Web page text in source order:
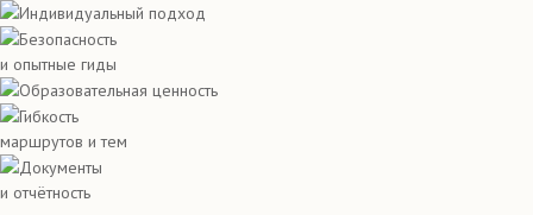
Индивидуальный подход
Безопасность
и опытные гиды
Образовательная ценность
Гибкость
маршрутов и тем
Документы
и отчётность